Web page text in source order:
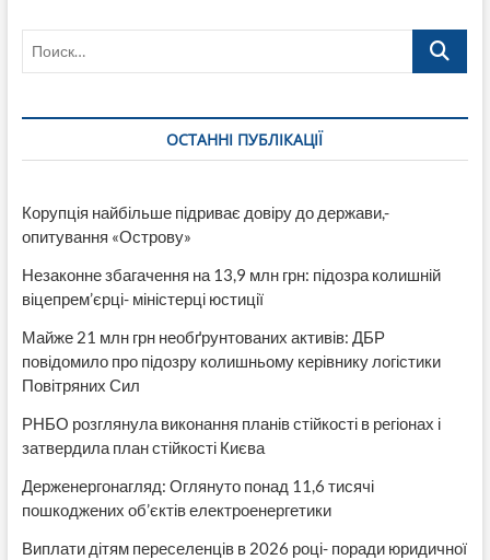
Поиск…
ОСТАННІ ПУБЛІКАЦІЇ
Корупція найбільше підриває довіру до держави,-
опитування «Острову»
Незаконне збагачення на 13,9 млн грн: підозра колишній
віцепрем’єрці- міністерці юстиції
Майже 21 млн грн необґрунтованих активів: ДБР
повідомило про підозру колишньому керівнику логістики
Повітряних Сил
РНБО розглянула виконання планів стійкості в регіонах і
затвердила план стійкості Києва
Держенергонагляд: Оглянуто понад 11,6 тисячі
пошкоджених об’єктів електроенергетики
Виплати дітям переселенців в 2026 році- поради юридичної